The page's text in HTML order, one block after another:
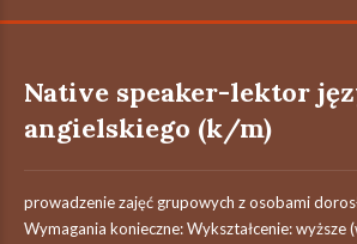
Native speaker-lektor
angielskiego (k/m)
prowadzenie zajęć grupowych z osobami
Wymagania konieczne: Wykształcenie: wyższe